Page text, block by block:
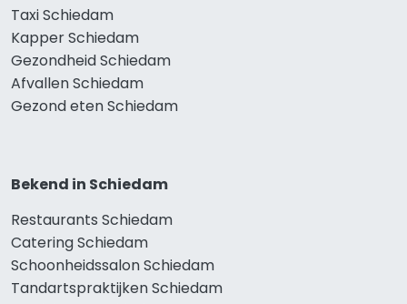
Taxi Schiedam
Kapper Schiedam
Gezondheid Schiedam
Afvallen Schiedam
Gezond eten Schiedam
Bekend in Schiedam
Restaurants Schiedam
Catering Schiedam
Schoonheidssalon Schiedam
Tandartspraktijken Schiedam